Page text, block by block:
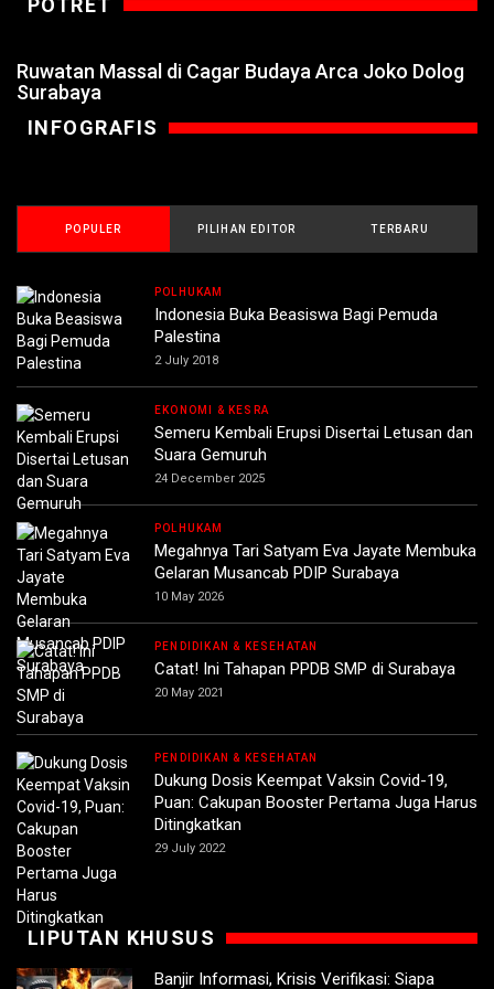
POTRET
Ruwatan Massal di Cagar Budaya Arca Joko Dolog
Surabaya
INFOGRAFIS
POPULER PILIHAN EDITOR TERBARU
POLHUKAM
Indonesia Buka Beasiswa Bagi Pemuda
Palestina
2 July 2018
EKONOMI & KESRA
Semeru Kembali Erupsi Disertai Letusan dan
Suara Gemuruh
24 December 2025
POLHUKAM
Megahnya Tari Satyam Eva Jayate Membuka
Gelaran Musancab PDIP Surabaya
10 May 2026
PENDIDIKAN & KESEHATAN
Catat! Ini Tahapan PPDB SMP di Surabaya
20 May 2021
PENDIDIKAN & KESEHATAN
Dukung Dosis Keempat Vaksin Covid-19,
Puan: Cakupan Booster Pertama Juga Harus
Ditingkatkan
29 July 2022
LIPUTAN KHUSUS
Banjir Informasi, Krisis Verifikasi: Siapa